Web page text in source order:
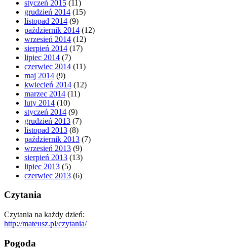
styczeń 2015 (11)
grudzień 2014 (15)
listopad 2014 (9)
październik 2014 (12)
wrzesień 2014 (12)
sierpień 2014 (17)
lipiec 2014 (7)
czerwiec 2014 (11)
maj 2014 (9)
kwiecień 2014 (12)
marzec 2014 (11)
luty 2014 (10)
styczeń 2014 (9)
grudzień 2013 (7)
listopad 2013 (8)
październik 2013 (7)
wrzesień 2013 (9)
sierpień 2013 (13)
lipiec 2013 (5)
czerwiec 2013 (6)
Czytania
Czytania na każdy dzień:
http://mateusz.pl/czytania/
Pogoda